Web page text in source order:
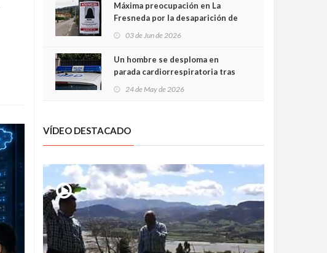
Máxima preocupación en La
Fresneda por la desaparición de
03 de Jun de 2026
Un hombre se desploma en
parada cardiorrespiratoria tras
24 de May de 2026
VÍDEO DESTACADO